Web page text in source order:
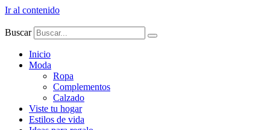
Ir al contenido
Buscar
Inicio
Moda
Ropa
Complementos
Calzado
Viste tu hogar
Estilos de vida